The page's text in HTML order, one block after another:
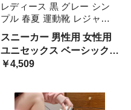
レディース 黒 グレー シン
プル 春夏 運動靴 レジャー
アウトドア 網網 網状 透け
感 柔らかい スポーツシュー
ズ 女子 男子 25.5 26 26.5 大
きいサイズ
スニーカー 男性用 女性用
ユニセックス ベーシック
バイカラー オールブラック
あみあみ 肌見せ 蒸れない
ソフトソール 男女兼用
￥4,509